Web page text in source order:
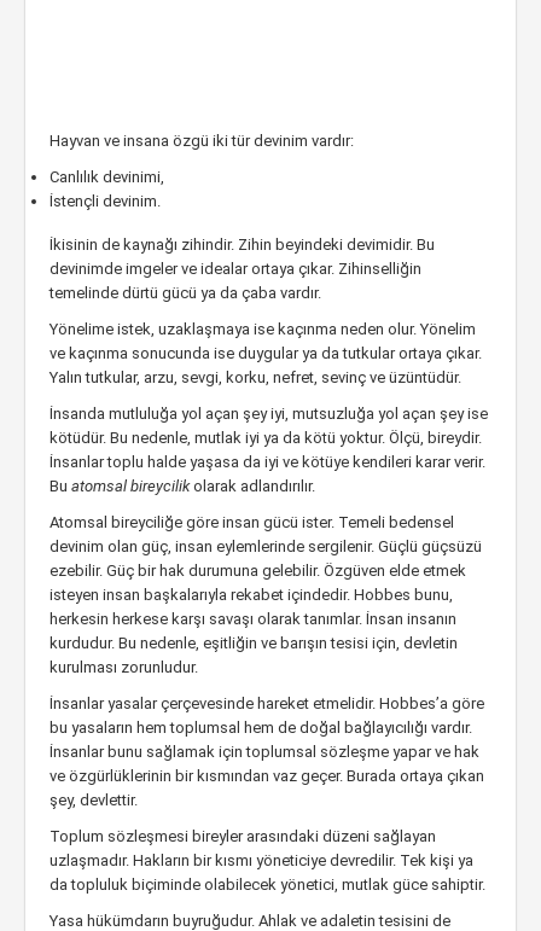
Hayvan ve insana özgü iki tür devinim vardır:
Canlılık devinimi,
İstençli devinim.
İkisinin de kaynağı zihindir. Zihin beyindeki devimidir. Bu
devinimde imgeler ve idealar ortaya çıkar. Zihinselliğin
temelinde dürtü gücü ya da çaba vardır.
Yönelime istek, uzaklaşmaya ise kaçınma neden olur. Yönelim
ve kaçınma sonucunda ise duygular ya da tutkular ortaya çıkar.
Yalın tutkular, arzu, sevgi, korku, nefret, sevinç ve üzüntüdür.
İnsanda mutluluğa yol açan şey iyi, mutsuzluğa yol açan şey ise
kötüdür. Bu nedenle, mutlak iyi ya da kötü yoktur. Ölçü, bireydir.
İnsanlar toplu halde yaşasa da iyi ve kötüye kendileri karar verir.
Bu atomsal bireycilikolarak adlandırılır.
Atomsal bireyciliğe göre insan gücü ister. Temeli bedensel
devinim olan güç, insan eylemlerinde sergilenir. Güçlü güçsüzü
ezebilir. Güç bir hak durumuna gelebilir. Özgüven elde etmek
isteyen insan başkalarıyla rekabet içindedir. Hobbes bunu,
herkesin herkese karşı savaşı olarak tanımlar. İnsan insanın
kurdudur. Bu nedenle, eşitliğin ve barışın tesisi için, devletin
kurulması zorunludur.
İnsanlar yasalar çerçevesinde hareket etmelidir. Hobbes’a göre
bu yasaların hem toplumsal hem de doğal bağlayıcılığı vardır.
İnsanlar bunu sağlamak için toplumsal sözleşme yapar ve hak
ve özgürlüklerinin bir kısmından vaz geçer. Burada ortaya çıkan
şey, devlettir.
Toplum sözleşmesi bireyler arasındaki düzeni sağlayan
uzlaşmadır. Hakların bir kısmı yöneticiye devredilir. Tek kişi ya
da topluluk biçiminde olabilecek yönetici, mutlak güce sahiptir.
Yasa hükümdarın buyruğudur. Ahlak ve adaletin tesisini de